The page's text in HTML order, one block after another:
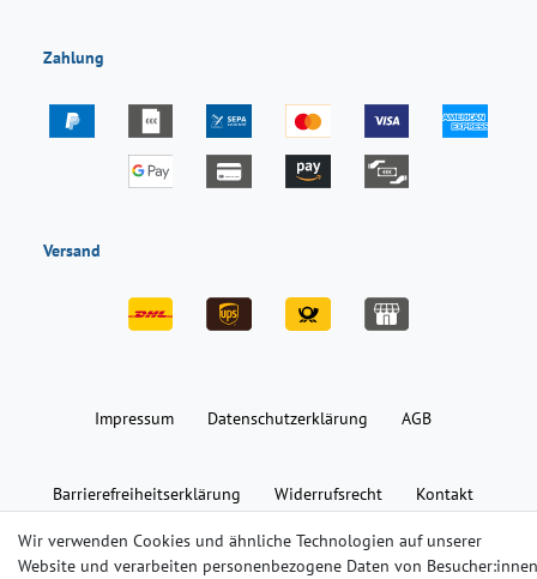
Zahlung
Versand
Impressum Daten­schutz­erklärung AGB
Barrierefreiheitserklärung Widerrufs­recht Kontakt
Wir verwenden Cookies und ähnliche Technologien auf unserer
Website und verarbeiten personenbezogene Daten von Besucher:innen
© Copyright 2024-2025 | Alle Rechte vorbehalten.